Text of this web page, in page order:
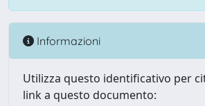
Informazioni
Utilizza questo identificativo per
link a questo documento: